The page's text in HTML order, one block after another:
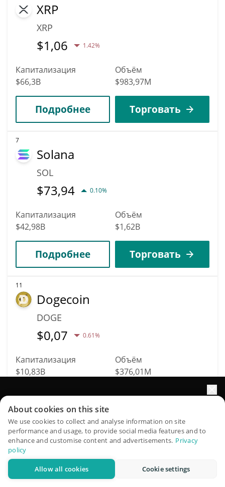
XRP
XRP
$1,06 1.42%
Капитализация
$66,3B
Объём
$983,97M
Подробнее Торговать
7
Solana
SOL
$73,94 0.10%
Капитализация
$42,98B
Объём
$1,62B
Подробнее Торговать
11
Dogecoin
DOGE
$0,07 0.61%
Капитализация
$10,83B
Объём
$376,01M
Подробнее Торговать
Data provided byCoingecko
Больше прогнозов цен
1119
Lumia
QuantPilot — платформа полного цикла, где
автономные агенты создают, бэктестят и оптимизируют
ваши стратегии и проводят рыночные исследования
Попробовать бесплатно
About cookies on this site
We use cookies to collect and analyse information on site
performance and usage, to provide social media features and to
enhance and customise content and advertisements. Privacy
policy
Allow all cookies Cookie settings